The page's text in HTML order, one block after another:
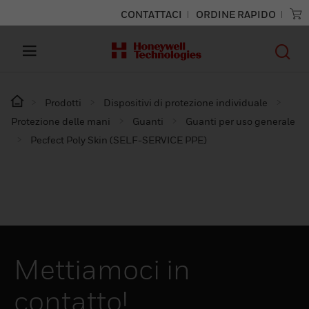
CONTATTACI ORDINE RAPIDO
Prodotti
Dispositivi di protezione individuale
Protezione delle mani
Guanti
Guanti per uso generale
Pecfect Poly Skin (SELF-SERVICE PPE)
Mettiamoci in
contatto!